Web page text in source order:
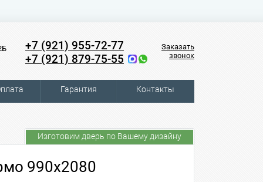
+7 (921) 955-72-77
+7 (921) 879-75-55
Заказать
звонок
Гарантия Контакты
Изготовим дверь по Вашему дизайну
990х2080